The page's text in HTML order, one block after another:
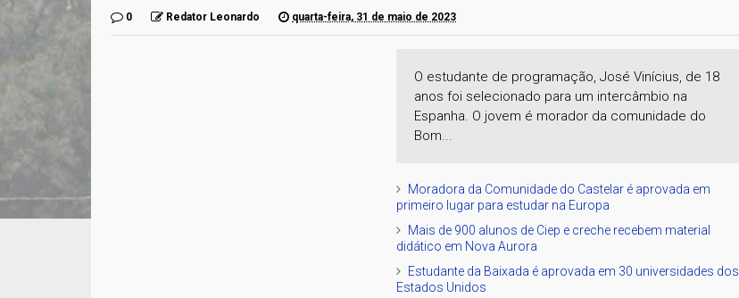
0 Redator Leonardo quarta-feira, 31 de maio de 2023
O estudante de programação, José Vinícius, de 18
anos foi selecionado para um intercâmbio na
Espanha. O jovem é morador da comunidade do
Bom...
Moradora da Comunidade do Castelar é aprovada em
primeiro lugar para estudar na Europa
Mais de 900 alunos de Ciep e creche recebem material
didático em Nova Aurora
Estudante da Baixada é aprovada em 30 universidades dos
Estados Unidos